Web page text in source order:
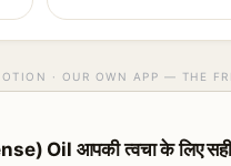
· OUR OWN APP — THE
Oil आपकी त्वचा के लिए